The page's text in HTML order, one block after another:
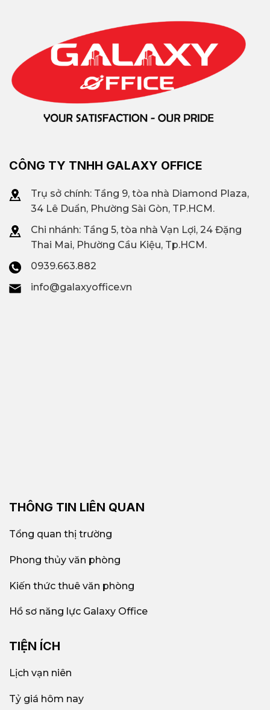
CÔNG TY TNHH GALAXY OFFICE
Trụ sở chính: Tầng 9, tòa nhà Diamond Plaza,
34 Lê Duẩn, Phường Sài Gòn, TP.HCM.
Chi nhánh: Tầng 5, tòa nhà Vạn Lợi, 24 Đặng
Thai Mai, Phường Cầu Kiệu, Tp.HCM.
0939.663.882
info@galaxyoffice.vn
THÔNG TIN LIÊN QUAN
Tổng quan thị trường
Phong thủy văn phòng
Kiến thức thuê văn phòng
Hồ sơ năng lực Galaxy Office
TIỆN ÍCH
Lịch vạn niên
Tỷ giá hôm nay